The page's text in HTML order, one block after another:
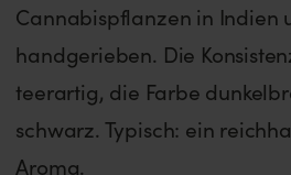
Cannabispflanzen in Indien
handgerieben. Die
teerartig, die Farbe
schwarz. Typisch: ein
Aroma.